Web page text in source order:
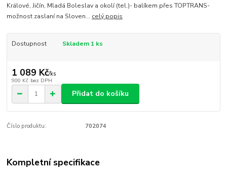
Králové, Jičín, Mladá Boleslav a okolí (tel.)- balíkem přes TOPTRANS-
možnost zaslaní na Sloven... celý popis
Dostupnost Skladem 1 ks
1 089 Kč/ks
900 Kč bez DPH
Přidat do košíku
Číslo produktu: 702074
Kompletní specifikace